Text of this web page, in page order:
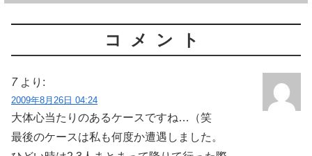
コメント
7 より:
2009年8月26日 04:24
大体心当たりのあるケースですね…（笑
最後のケースは私も何度か遭遇しました。